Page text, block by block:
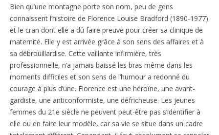
Bien qu’une montagne porte son nom, peu de gens
connaissent l’histoire de Florence Louise Bradford (1890-1977)
et le cran dont elle a dû faire preuve pour créer sa clinique de
maternité. Elle y est arrivée grâce à son sens des affaires et à
sa débrouillardise. Cette vaillante infirmière, très
professionnelle, n’a jamais baissé les bras même dans les
moments difficiles et son sens de l’humour a redonné du
courage à plus d’une. Florence est une héroïne, une avant-
gardiste, une anticonformiste, une défricheuse. Les jeunes
femmes du 21e siècle ne peuvent peut-être pas s’identifier à
elle ou en faire leur modèle, car sa vie se situe dans un cadre